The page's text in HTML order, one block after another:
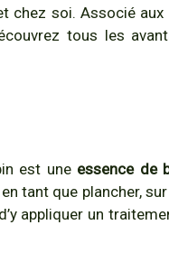
chez soi. Associé
tous les
est une essence de
tant que plancher,
appliquer un